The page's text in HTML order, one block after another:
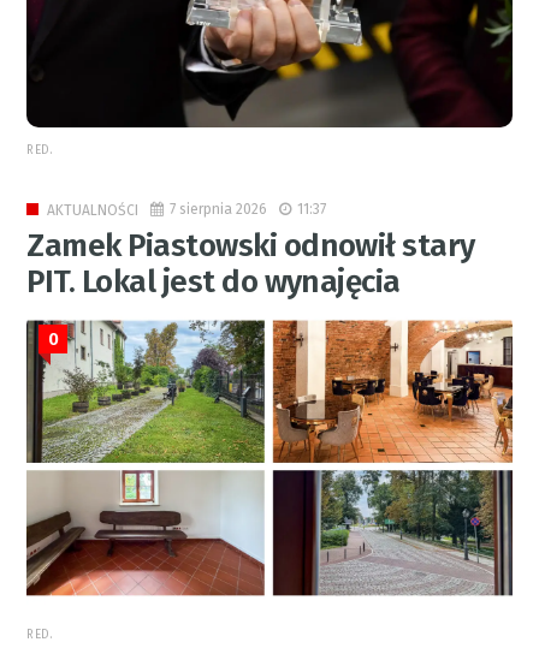
RED.
AKTUALNOŚCI 7 sierpnia 2026 11:37
Zamek Piastowski odnowił stary
PIT. Lokal jest do wynajęcia
0
RED.